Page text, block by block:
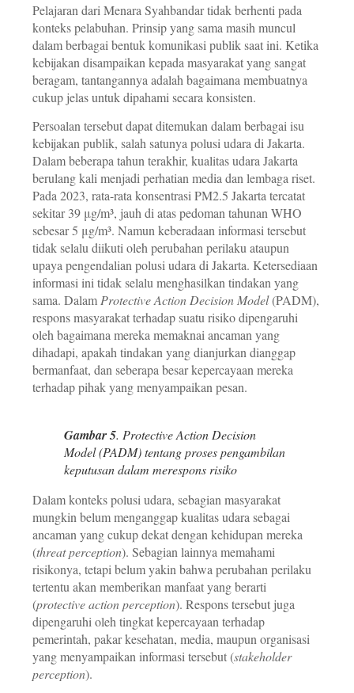
Pelajaran dari Menara Syahbandar tidak berhenti pada
konteks pelabuhan. Prinsip yang sama masih muncul
dalam berbagai bentuk komunikasi publik saat ini. Ketika
kebijakan disampaikan kepada masyarakat yang sangat
beragam, tantangannya adalah bagaimana membuatnya
cukup jelas untuk dipahami secara konsisten.
Persoalan tersebut dapat ditemukan dalam berbagai isu
kebijakan publik, salah satunya polusi udara di Jakarta.
Dalam beberapa tahun terakhir, kualitas udara Jakarta
berulang kali menjadi perhatian media dan lembaga riset.
Pada 2023, rata-rata konsentrasi PM2.5 Jakarta tercatat
sekitar 39 μg/m³, jauh di atas pedoman tahunan WHO
sebesar 5 μg/m³. Namun keberadaan informasi tersebut
tidak selalu diikuti oleh perubahan perilaku ataupun
upaya pengendalian polusi udara di Jakarta. Ketersediaan
informasi ini tidak selalu menghasilkan tindakan yang
sama. Dalam Protective Action Decision Model(PADM),
respons masyarakat terhadap suatu risiko dipengaruhi
oleh bagaimana mereka memaknai ancaman yang
dihadapi, apakah tindakan yang dianjurkan dianggap
bermanfaat, dan seberapa besar kepercayaan mereka
terhadap pihak yang menyampaikan pesan.
Gambar 5. Protective Action Decision
Model (PADM) tentang proses pengambilan
keputusan dalam merespons risiko
Dalam konteks polusi udara, sebagian masyarakat
mungkin belum menganggap kualitas udara sebagai
ancaman yang cukup dekat dengan kehidupan mereka
(threat perception). Sebagian lainnya memahami
risikonya, tetapi belum yakin bahwa perubahan perilaku
tertentu akan memberikan manfaat yang berarti
(protective action perception). Respons tersebut juga
dipengaruhi oleh tingkat kepercayaan terhadap
pemerintah, pakar kesehatan, media, maupun organisasi
yang menyampaikan informasi tersebut (stakeholder
perception).